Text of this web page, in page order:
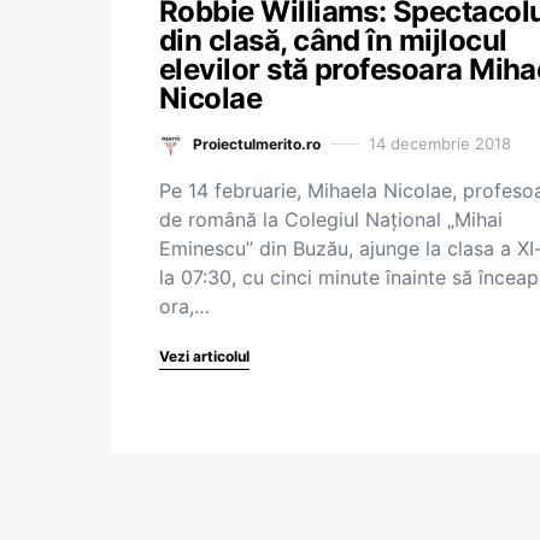
Robbie Williams:
din clasă, când în mijlocul
elevilor stă profesoara
Nicolae
Proiectulmerito.ro 14 decembrie 2018
Pe 14 februarie, Mihaela Nicolae,
de română la Colegiul Național „Mihai
Eminescu” din Buzău, ajunge la clasa a
la 07:30, cu cinci minute înainte să
ora,…
Vezi articolul